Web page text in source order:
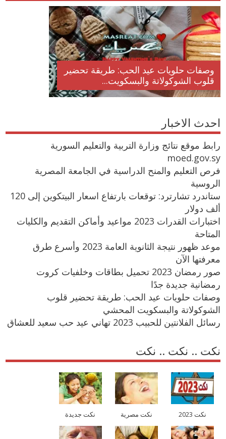
وصفات حلويات عيد الحب: طريقة تحضير
قلوب الشوكولاتة والبسكويت...
احدث الاخبار
رابط موقع نتائج وزارة التربية والتعليم السورية
moed.gov.sy
فرص التعليم والمنح الدراسية في الجامعة المصرية
الروسية
ستاندرد تشارترد: توقعات بارتفاع اسعار البيتكوين إلى 120
ألف دولار
اختبارات القدرات 2023 مواعيد وأماكن التقديم والكليات
المتاحة
موعد ظهور نتيجة الثانوية العامة 2023 وأسرع طرق
معرفتها الآن
صور رمضان 2023 تحميل بطاقات وخلفيات كروت
رمضانية جديدة جدًا
وصفات حلويات عيد الحب: طريقة تحضير قلوب
الشوكولاتة والبسكويت المحشي
رسائل الفلانتين للحبيب 2023 تهاني عيد حب سعيد للعشاق
نكت .. نكت .. نكت
نكت 2023 نكت مصرية نكت جديدة